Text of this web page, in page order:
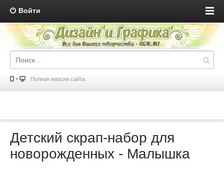
Войти
Полная версия сайта
Детский скрап-набор для
новорожденных - Малышка